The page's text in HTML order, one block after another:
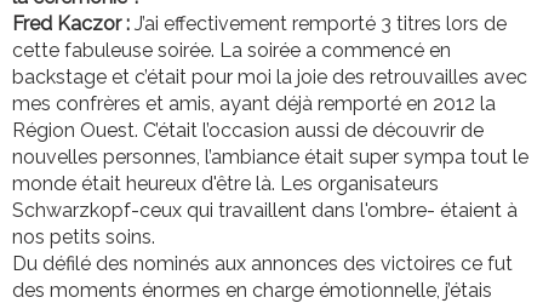
Fred Kaczor : J’ai effectivement remporté 3 titres lors de
cette fabuleuse soirée. La soirée a commencé en
backstage et c’était pour moi la joie des retrouvailles avec
mes confrères et amis, ayant déjà remporté en 2012 la
Région Ouest. C’était l’occasion aussi de découvrir de
nouvelles personnes, l’ambiance était super sympa tout le
monde était heureux d'être là. Les organisateurs
Schwarzkopf-ceux qui travaillent dans l'ombre- étaient à
nos petits soins.
Du défilé des nominés aux annonces des victoires ce fut
des moments énormes en charge émotionnelle, j’étais